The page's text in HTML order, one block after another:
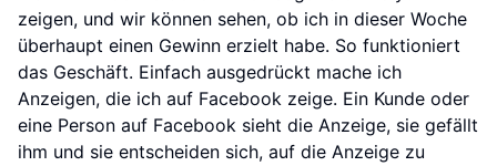
zeigen, und wir können sehen, ob ich in dieser Woche
überhaupt einen Gewinn erzielt habe. So funktioniert
das Geschäft. Einfach ausgedrückt mache ich
Anzeigen, die ich auf Facebook zeige. Ein Kunde oder
eine Person auf Facebook sieht die Anzeige, sie gefällt
ihm und sie entscheiden sich, auf die Anzeige zu